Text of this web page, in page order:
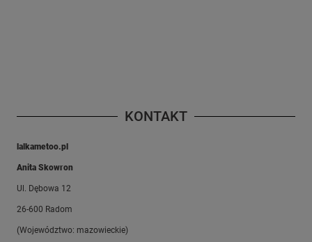
KONTAKT
lalkametoo.pl
Anita Skowron
Ul. Dębowa 12
26-600 Radom
(Województwo: mazowieckie)